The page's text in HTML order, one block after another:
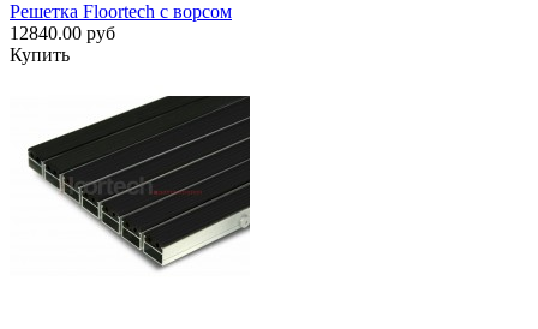
Решетка Floortech с ворсом
12840.00 руб
Купить